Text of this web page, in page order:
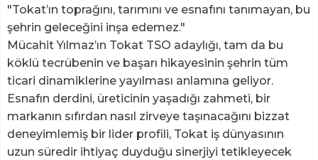
​"Tokat’ın toprağını, tarımını ve esnafını tanımayan, bu
şehrin geleceğini inşa edemez."
​Mücahit Yılmaz’ın Tokat TSO adaylığı, tam da bu
köklü tecrübenin ve başarı hikayesinin şehrin tüm
ticari dinamiklerine yayılması anlamına geliyor.
Esnafın derdini, üreticinin yaşadığı zahmeti, bir
markanın sıfırdan nasıl zirveye taşınacağını bizzat
deneyimlemiş bir lider profili, Tokat iş dünyasının
uzun süredir ihtiyaç duyduğu sinerjiyi tetikleyecek